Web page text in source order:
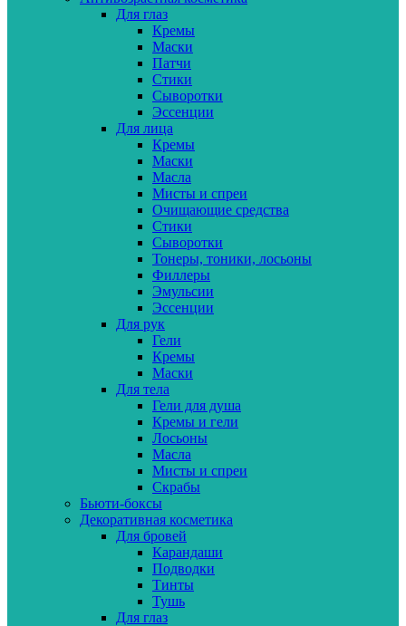
Для глаз
Кремы
Маски
Патчи
Стики
Сыворотки
Эссенции
Для лица
Кремы
Маски
Масла
Мисты и спреи
Очищающие средства
Стики
Сыворотки
Тонеры, тоники, лосьоны
Филлеры
Эмульсии
Эссенции
Для рук
Гели
Кремы
Маски
Для тела
Гели для душа
Кремы и гели
Лосьоны
Масла
Мисты и спреи
Скрабы
Бьюти-боксы
Декоративная косметика
Для бровей
Карандаши
Подводки
Тинты
Тушь
Для глаз